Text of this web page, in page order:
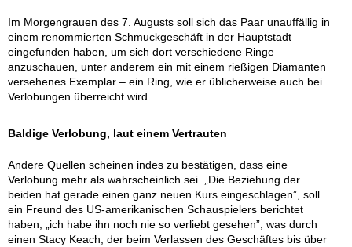
Im Morgengrauen des 7. Augusts soll sich das Paar unauffällig in
einem renommierten Schmuckgeschäft in der Hauptstadt
eingefunden haben, um sich dort verschiedene Ringe
anzuschauen, unter anderem ein mit einem rießigen Diamanten
versehenes Exemplar – ein Ring, wie er üblicherweise auch bei
Verlobungen überreicht wird.
Baldige Verlobung, laut einem Vertrauten
Andere Quellen scheinen indes zu bestätigen, dass eine
Verlobung mehr als wahrscheinlich sei. „Die Beziehung der
beiden hat gerade einen ganz neuen Kurs eingeschlagen”, soll
ein Freund des US-amerikanischen Schauspielers berichtet
haben, „ich habe ihn noch nie so verliebt gesehen”, was durch
einen Stacy Keach, der beim Verlassen des Geschäftes bis über